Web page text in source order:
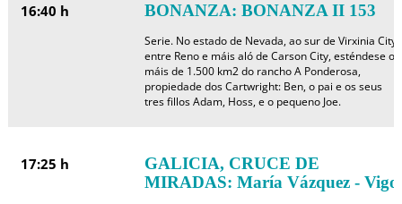
16:40 h BONANZA: BONANZA II 153
Serie. No estado de Nevada, ao sur de Virxinia City,
entre Reno e máis aló de Carson City, esténdese os
máis de 1.500 km2 do rancho A Ponderosa,
propiedade dos Cartwright: Ben, o pai e os seus
tres fillos Adam, Hoss, e o pequeno Joe.
17:25 h
GALICIA, CRUCE DE
MIRADAS: María Vázquez - Vigo